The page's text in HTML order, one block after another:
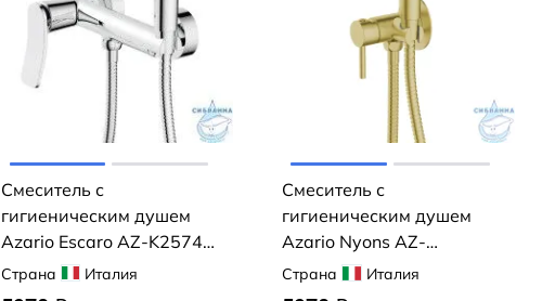
Смеситель с
гигиеническим душем
Azario Escaro AZ-K2574
(хром)
Страна Италия
Смеситель с
гигиеническим душем
Azario Nyons AZ-
KFX02MG (золото
матовое)
Страна Италия